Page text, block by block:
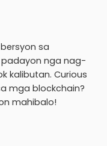
sa
nga nag-
kalibutan. Curious
mga blockchain?
mahibalo!